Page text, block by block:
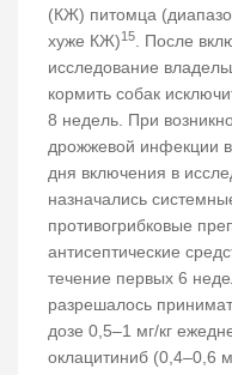
(КЖ) питомца
хуже КЖ)15. После
исследование
кормить собак
8 недель. При
дрожжевой инфекции
дня включения в
назначались
противогрибковые
антисептические
течение первых 6
разрешалось
дозе 0,5–1 мг/кг
оклацитиниб (0,4–0,6